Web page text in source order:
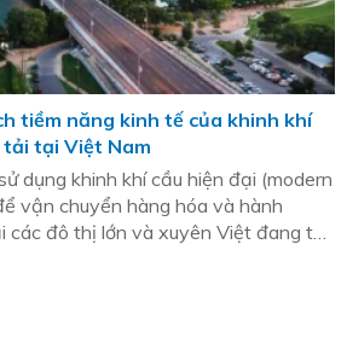
tiềm năng kinh tế của khinh khí
tải tại Việt Nam
dụng khinh khí cầu hiện đại (modern
vận chuyển hàng hóa và hành
các đô thị lớn và xuyên Việt đang thu